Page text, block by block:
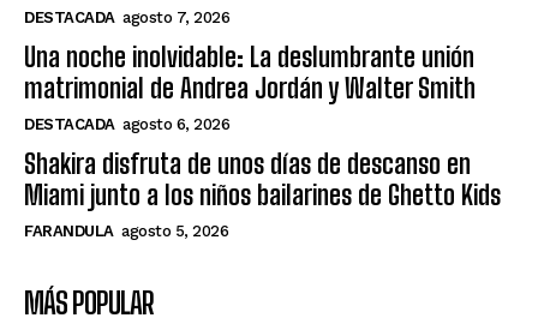
DESTACADA agosto 7, 2026
Una noche inolvidable: La deslumbrante unión
matrimonial de Andrea Jordán y Walter Smith
DESTACADA agosto 6, 2026
Shakira disfruta de unos días de descanso en
Miami junto a los niños bailarines de Ghetto Kids
FARANDULA agosto 5, 2026
MÁS POPULAR